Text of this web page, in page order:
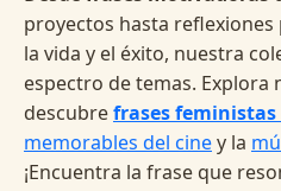
proyectos hasta
la vida y el éxito, nuestra
espectro de temas. Explora
descubrefrases feministas
memorables del ciney la
¡Encuentra la frase que